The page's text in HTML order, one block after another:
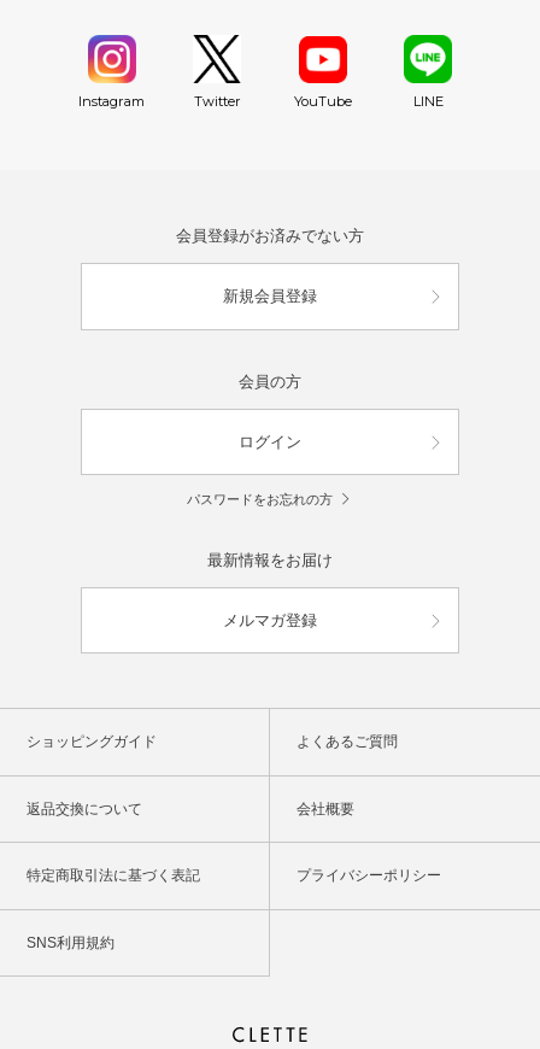
Instagram Twitter YouTube LINE
会員登録がお済みでない方
新規会員登録
会員の方
ログイン
パスワードをお忘れの方
最新情報をお届け
メルマガ登録
ショッピングガイド よくあるご質問
返品交換について 会社概要
特定商取引法に基づく表記 プライバシーポリシー
SNS利用規約